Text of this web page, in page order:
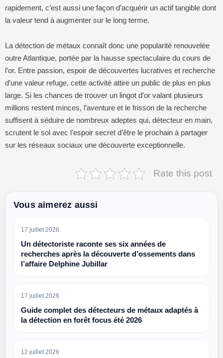
rapidement, c’est aussi une façon d’acquérir un actif tangible dont
la valeur tend à augmenter sur le long terme.
La détection de métaux connaît donc une popularité renouvelée
outre Atlantique, portée par la hausse spectaculaire du cours de
l’or. Entre passion, espoir de découvertes lucratives et recherche
d’une valeur refuge, cette activité attire un public de plus en plus
large. Si les chances de trouver un lingot d’or valant plusieurs
millions restent minces, l’aventure et le frisson de la recherche
suffisent à séduire de nombreux adeptes qui, détecteur en main,
scrutent le sol avec l’espoir secret d’être le prochain à partager
sur les réseaux sociaux une découverte exceptionnelle.
Rate this post
Vous aimerez aussi
17 juillet 2026
Un détectoriste raconte ses six années de
recherches après la découverte d’ossements dans
l’affaire Delphine Jubillar
17 juillet 2026
Guide complet des détecteurs de métaux adaptés à
la détection en forêt focus été 2026
12 juillet 2026